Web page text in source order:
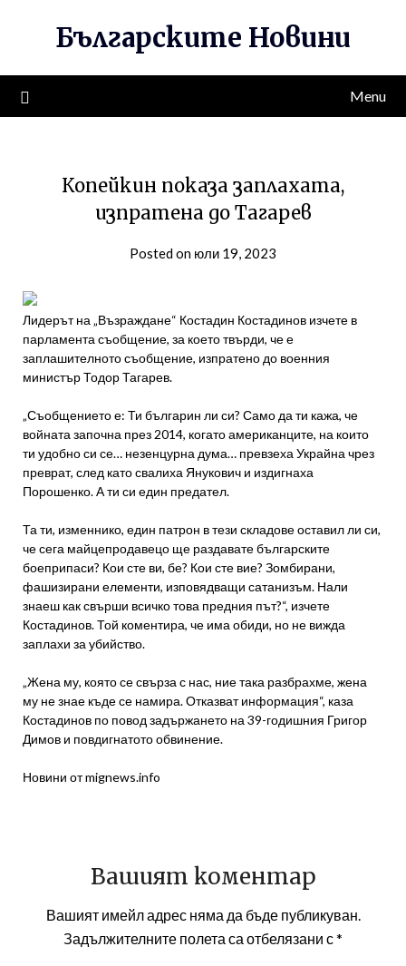
Българските Новини
Menu
Копейкин показа заплахата,
изпратена до Тагарев
Posted on юли 19, 2023
Лидерът на „Възраждане“ Костадин Костадинов изчете в
парламента съобщение, за което твърди, че е
заплашителното съобщение, изпратено до военния
министър Тодор Тагарев.
„Съобщението е: Ти българин ли си? Само да ти кажа, че
войната започна през 2014, когато американците, на които
ти удобно си се… незенцурна дума… превзеха Украйна чрез
преврат, след като свалиха Янукович и издигнаха
Порошенко. А ти си един предател.
Та ти, изменнико, един патрон в тези складове оставил ли си,
че сега майцепродавецо ще раздавате българските
боеприпаси? Кои сте ви, бе? Кои сте вие? Зомбирани,
фашизирани елементи, изповядващи сатанизъм. Нали
знаеш как свърши всичко това предния път?“, изчете
Костадинов. Той коментира, че има обиди, но не вижда
заплахи за убийство.
„Жена му, която се свърза с нас, ние така разбрахме, жена
му не знае къде се намира. Отказват информация“, каза
Костадинов по повод задържането на 39-годишния Григор
Димов и повдигнатото обвинение.
Новини от mignews.info
Вашият коментар
Вашият имейл адрес няма да бъде публикуван.
Задължителните полета са отбелязани с*